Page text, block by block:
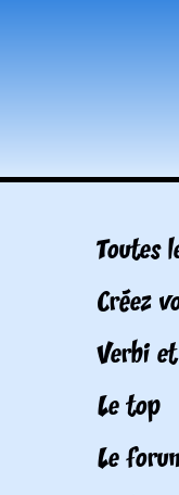
Toutes
Créez
Verbi
Le top
Le